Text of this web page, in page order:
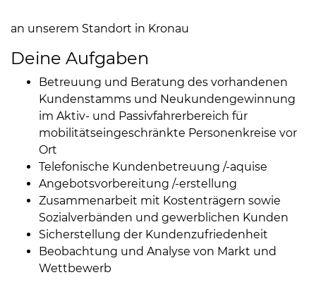
an unserem Standort in Kronau
Deine Aufgaben
Betreuung und Beratung des vorhandenen
Kundenstamms und Neukundengewinnung
im Aktiv- und Passivfahrerbereich für
mobilitätseingeschränkte Personenkreise vor
Ort
Telefonische Kundenbetreuung /-aquise
Angebotsvorbereitung /-erstellung
Zusammenarbeit mit Kostenträgern sowie
Sozialverbänden und gewerblichen Kunden
Sicherstellung der Kundenzufriedenheit
Beobachtung und Analyse von Markt und
Wettbewerb